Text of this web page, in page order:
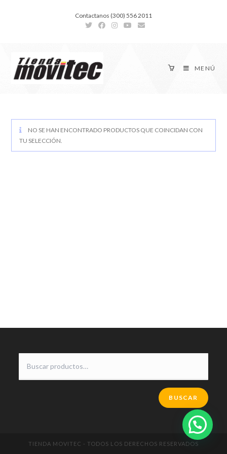
Contactanos (300) 556 2011
MENÚ
NO SE HAN ENCONTRADO PRODUCTOS QUE COINCIDAN CON
TU SELECCIÓN.
BUSCAR
TIENDA MOVITEC - TODOS LOS DERECHOS RESERVADOS